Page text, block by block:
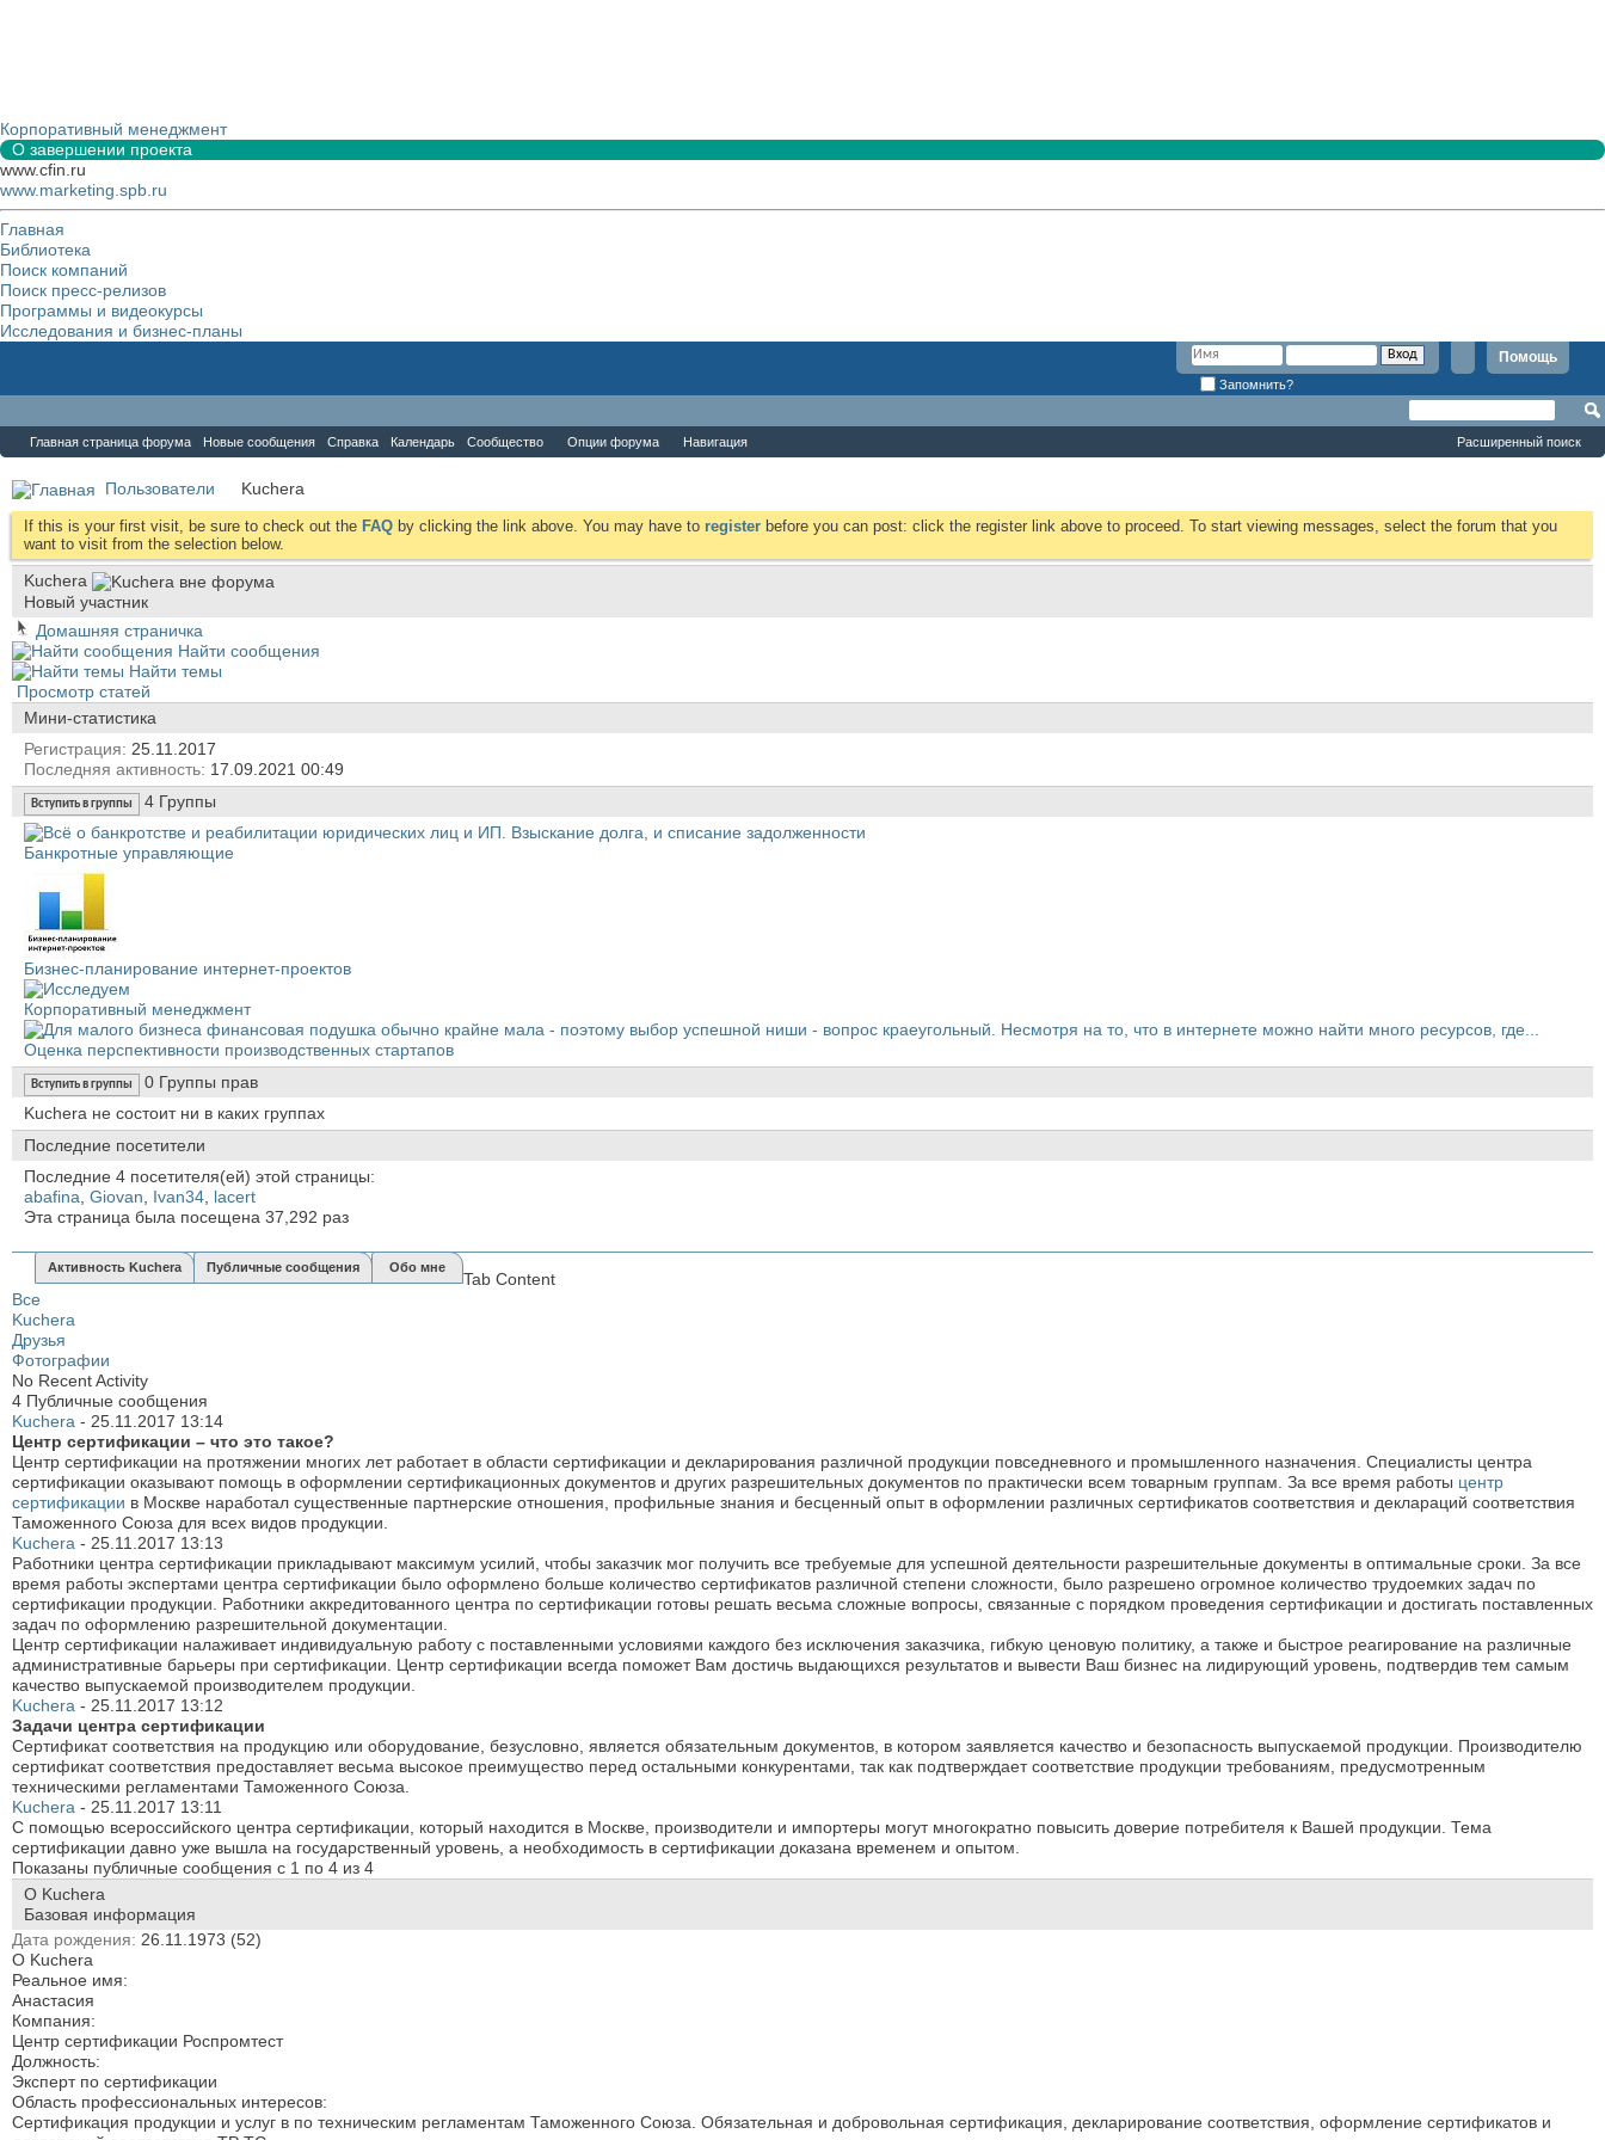
Корпоративный менеджмент
О завершении проекта
www.cfin.ru
www.marketing.spb.ru
Главная
Библиотека
Поиск компаний
Поиск пресс-релизов
Программы и видеокурсы
Исследования и бизнес-планы
Помощь
Запомнить?
Главная страница форума Новые сообщения Справка Календарь Сообщество Опции форума Навигация Расширенный поиск
Пользователи Kuchera
If this is your first visit, be sure to check out the FAQ by clicking the link above. You may have to register before you can post: click the register link above to proceed. To start viewing messages, select the forum that you
want to visit from the selection below.
Kuchera
Новый участник
Домашняя страничка
Найти сообщения
Найти темы
Просмотр статей
Мини-статистика
Регистрация
25.11.2017
Последняя активность 17.09.2021 00:49
Вступить в группы 4 Группы
Банкротные управляющие
Бизнес-планирование интернет-проектов
Корпоративный менеджмент
Оценка перспективности производственных стартапов
Вступить в группы 0 Группы прав
Kuchera не состоит ни в каких группах
Последние посетители
Последние 4 посетителя(ей) этой страницы:
abafina Giovan Ivan34 lacert
Эта страница была посещена 37,292 раз
Активность Kuchera Публичные сообщения Обо мне
Tab Content
Все
Kuchera
Друзья
Фотографии
No Recent Activity
4 Публичные сообщения
Kuchera - 25.11.2017 13:14
Центр сертификации – что это такое?
Центр сертификации на протяжении многих лет работает в области сертификации и декларирования различной продукции повседневного и промышленного назначения. Специалисты центра
сертификации оказывают помощь в оформлении сертификационных документов и других разрешительных документов по практически всем товарным группам. За все время работы центр
сертификации в Москве наработал существенные партнерские отношения, профильные знания и бесценный опыт в оформлении различных сертификатов соответствия и деклараций соответствия
Таможенного Союза для всех видов продукции.
Kuchera - 25.11.2017 13:13
Работники центра сертификации прикладывают максимум усилий, чтобы заказчик мог получить все требуемые для успешной деятельности разрешительные документы в оптимальные сроки. За все
время работы экспертами центра сертификации было оформлено больше количество сертификатов различной степени сложности, было разрешено огромное количество трудоемких задач по
сертификации продукции. Работники аккредитованного центра по сертификации готовы решать весьма сложные вопросы, связанные с порядком проведения сертификации и достигать поставленных
задач по оформлению разрешительной документации.
Центр сертификации налаживает индивидуальную работу с поставленными условиями каждого без исключения заказчика, гибкую ценовую политику, а также и быстрое реагирование на различные
административные барьеры при сертификации. Центр сертификации всегда поможет Вам достичь выдающихся результатов и вывести Ваш бизнес на лидирующий уровень, подтвердив тем самым
качество выпускаемой производителем продукции.
Kuchera - 25.11.2017 13:12
Задачи центра сертификации
Сертификат соответствия на продукцию или оборудование, безусловно, является обязательным документов, в котором заявляется качество и безопасность выпускаемой продукции. Производителю
сертификат соответствия предоставляет весьма высокое преимущество перед остальными конкурентами, так как подтверждает соответствие продукции требованиям, предусмотренным
техническими регламентами Таможенного Союза.
Kuchera - 25.11.2017 13:11
С помощью всероссийского центра сертификации, который находится в Москве, производители и импортеры могут многократно повысить доверие потребителя к Вашей продукции. Тема
сертификации давно уже вышла на государственный уровень, а необходимость в сертификации доказана временем и опытом.
Показаны публичные сообщения с 1 по 4 из 4
О Kuchera
Базовая информация
Дата рождения
26.11.1973 (52)
О Kuchera
Реальное имя:
Анастасия
Компания:
Центр сертификации Роспромтест
Должность:
Эксперт по сертификации
Область профессиональных интересов:
Сертификация продукции и услуг в по техническим регламентам Таможенного Союза. Обязательная и добровольная сертификация, декларирование соответствия, оформление сертификатов и